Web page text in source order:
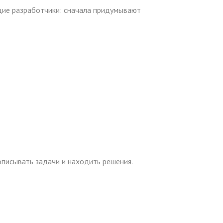
разработчики: сначала придумывают
задачи и находить решения.